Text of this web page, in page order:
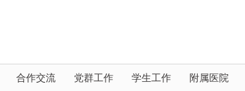
合作交流 党群工作 学生工作 附属医院